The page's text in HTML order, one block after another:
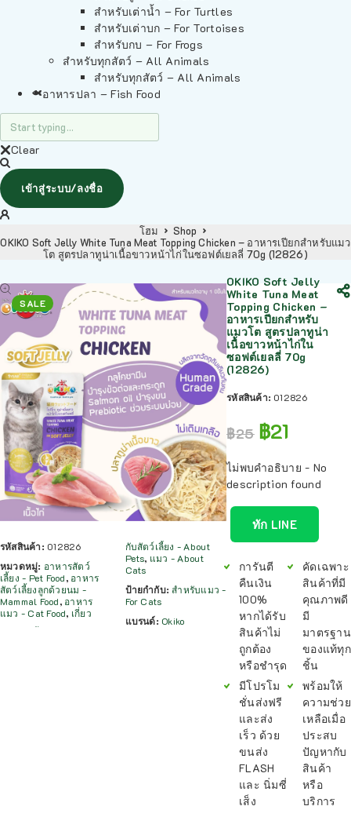
สำหรับเต่าน้ำ – For Turtles
สำหรับเต่าบก – For Tortoises
สำหรับกบ – For Frogs
สำหรับทุกสัตว์ – All Animals
สำหรับทุกสัตว์ – All Animals
อาหารปลา – Fish Food
Clear
เข้าสู่ระบบ/ลงชื่อ
โฮม
Shop
OKIKO Soft Jelly White Tuna Meat Topping Chicken – อาหารเปียกสำหรับแมว
โต สูตรปลาทูน่าเนื้อขาวหน้าไก่ในซอฟต์เยลลี่ 70g (12826)
SALE
รหัสสินค้า: 012826
หมวดหมู่: อาหารสัตว์
เลี้ยง - Pet Food, อาหาร
สัตว์เลี้ยงลูกด้วยนม -
Mammal Food, อาหาร
แมว - Cat Food, เกี่ยว
กับสัตว์เลี้ยง - About
Pets, แมว - About
Cats
ป้ายกำกับ:สำหรับแมว -
For Cats
แบรนด์: Okiko
OKIKO Soft Jelly
White Tuna Meat
Topping Chicken –
อาหารเปียกสำหรับ
แมวโต สูตรปลาทูน่า
เนื้อขาวหน้าไก่ใน
ซอฟต์เยลลี่ 70g
(12826)
รหัสสินค้า: 012826
฿25 ฿21
ไม่พบคำอธิบาย - No
description found
ทัก LINE
การันตี
คืนเงิน
100%
หากได้รับ
สินค้าไม่
ถูกต้อง
หรือชำรุด
มีโปรโม
ชั่นส่งฟรี
และส่ง
เร็ว ด้วย
ขนส่ง
FLASH
และ นิ่มซี่
เส็ง
คัดเฉพาะ
สินค้าที่มี
คุณภาพดี
มี
มาตรฐาน
ของแท้ทุก
ชิ้น
พร้อมให้
ความช่วย
เหลือเมื่อ
ประสบ
ปัญหากับ
สินค้า
หรือ
บริการ